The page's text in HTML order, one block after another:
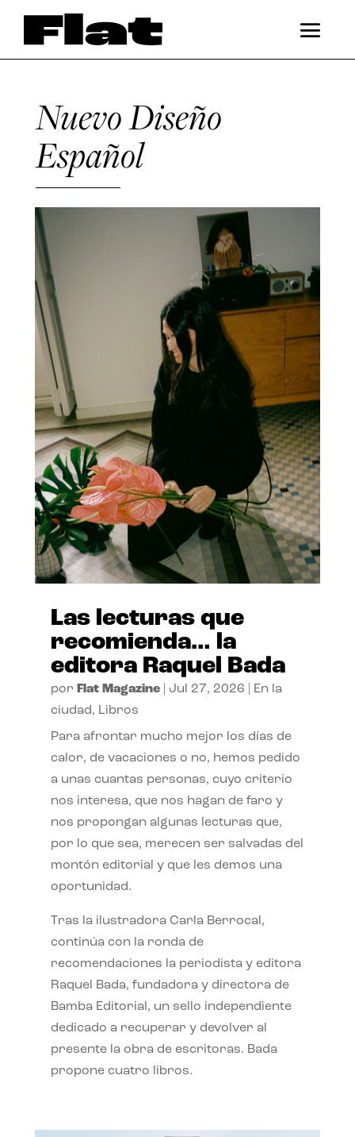
Nuevo Diseño
Español
Las lecturas que
recomienda… la
editora Raquel Bada
por Flat Magazine| Jul 27, 2026
En la
ciudad, Libros
Para afrontar mucho mejor los días de
calor, de vacaciones o no, hemos pedido
a unas cuantas personas, cuyo criterio
nos interesa, que nos hagan de faro y
nos propongan algunas lecturas que,
por lo que sea, merecen ser salvadas del
montón editorial y que les demos una
oportunidad.
Tras la ilustradora Carla Berrocal,
continúa con la ronda de
recomendaciones la periodista y editora
Raquel Bada, fundadora y directora de
Bamba Editorial, un sello independiente
dedicado a recuperar y devolver al
presente la obra de escritoras. Bada
propone cuatro libros.